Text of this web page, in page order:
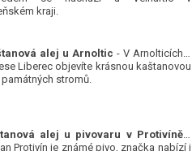
kraji.
alej u Arnoltic - V Arnolticích v
Liberec objevíte krásnou kaštanovou
památných stromů.
Platanová alej u pivovaru v Protivíně-
Protivín je známé pivo, značka nabízí i